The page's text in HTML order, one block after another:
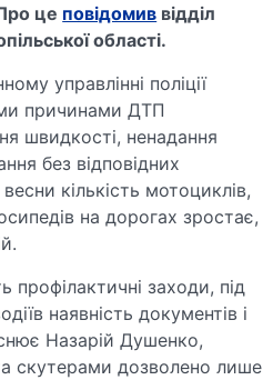
це повідомив відділ
області.
управлінні поліції
причинами ДТП
швидкості, ненадання
без відповідних
кількість мотоциклів,
на дорогах зростає,
профілактичні заходи, під
наявність документів і
Назарій Душенко,
скутерами дозволено лише